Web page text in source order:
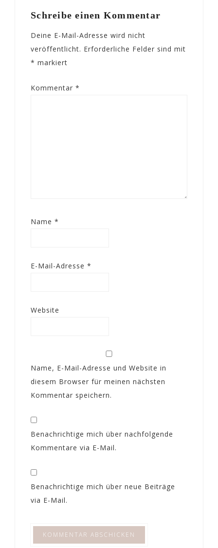
Schreibe einen Kommentar
Deine E-Mail-Adresse wird nicht
veröffentlicht. Erforderliche Felder sind mit
* markiert
Kommentar *
Name *
E-Mail-Adresse *
Website
Name, E-Mail-Adresse und Website in
diesem Browser für meinen nächsten
Kommentar speichern.
Benachrichtige mich über nachfolgende
Kommentare via E-Mail.
Benachrichtige mich über neue Beiträge
via E-Mail.